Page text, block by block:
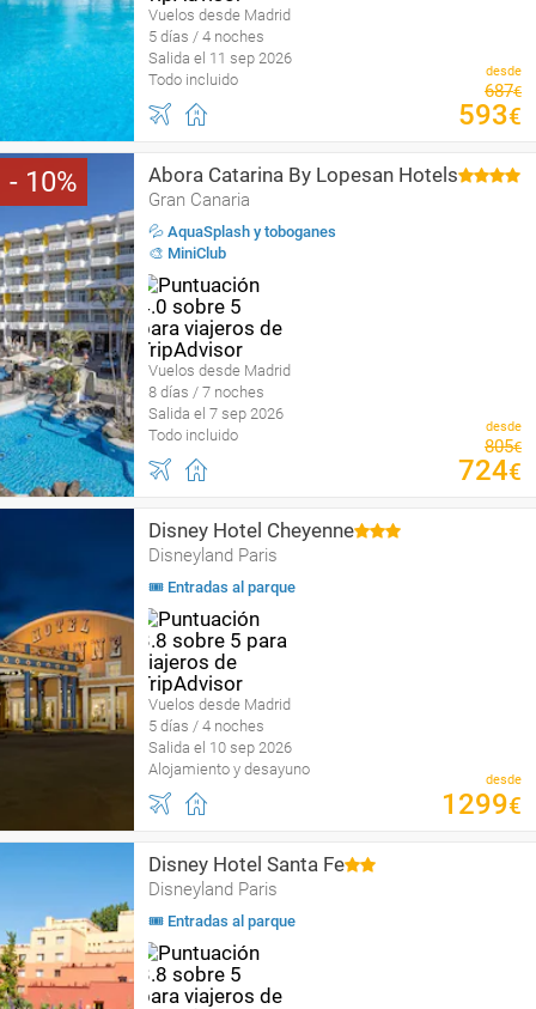
Vuelos desde Madrid
5 días / 4 noches
Salida el 11 sep 2026
Todo incluido
desde
687€
593€
10 Abora Catarina By Lopesan Hotels
Gran Canaria
💦 AquaSplash y toboganes
🎨 MiniClub
Vuelos desde Madrid
8 días / 7 noches
Salida el 7 sep 2026
Todo incluido
desde
805€
724€
Disney Hotel Cheyenne
Disneyland Paris
🎟 Entradas al parque
Vuelos desde Madrid
5 días / 4 noches
Salida el 10 sep 2026
Alojamiento y desayuno
desde
1299€
Disney Hotel Santa Fe
Disneyland Paris
🎟 Entradas al parque